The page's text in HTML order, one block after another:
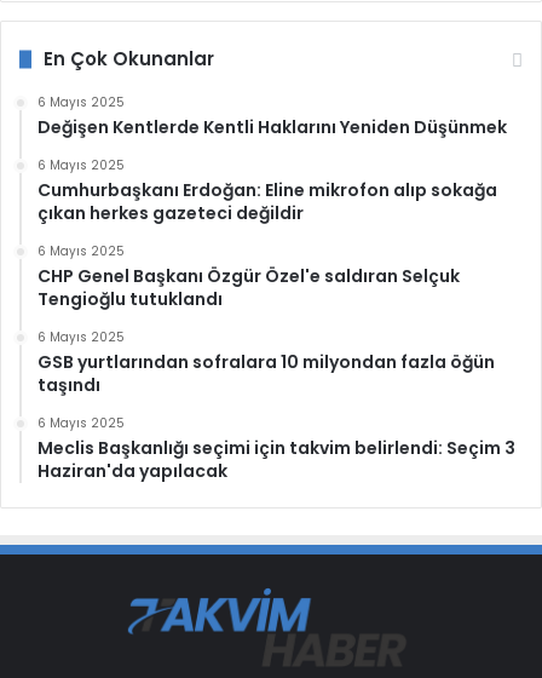
En Çok Okunanlar
6 Mayıs 2025
Değişen Kentlerde Kentli Haklarını Yeniden Düşünmek
6 Mayıs 2025
Cumhurbaşkanı Erdoğan: Eline mikrofon alıp sokağa
çıkan herkes gazeteci değildir
6 Mayıs 2025
CHP Genel Başkanı Özgür Özel'e saldıran Selçuk
Tengioğlu tutuklandı
6 Mayıs 2025
GSB yurtlarından sofralara 10 milyondan fazla öğün
taşındı
6 Mayıs 2025
Meclis Başkanlığı seçimi için takvim belirlendi: Seçim 3
Haziran'da yapılacak